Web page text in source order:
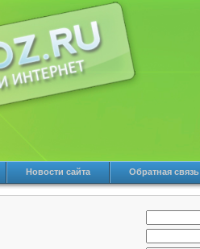
Новости сайта Обратная связь